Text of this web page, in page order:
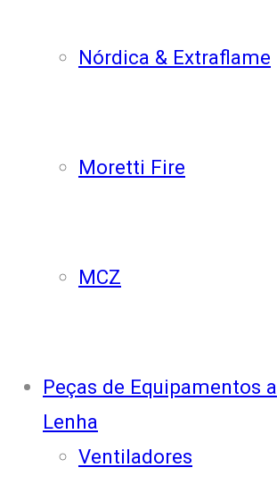
Nórdica & Extraflame
Moretti Fire
MCZ
Peças de Equipamentos a
Lenha
Ventiladores